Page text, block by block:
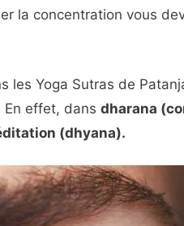
la concentration vous
les Yoga Sutras de
En effet, dans dharana
(dhyana).